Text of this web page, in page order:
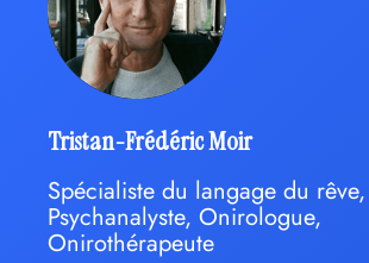
Tristan-Frédéric Moir
Spécialiste du langage du rêve,
Psychanalyste, Onirologue,
Onirothérapeute